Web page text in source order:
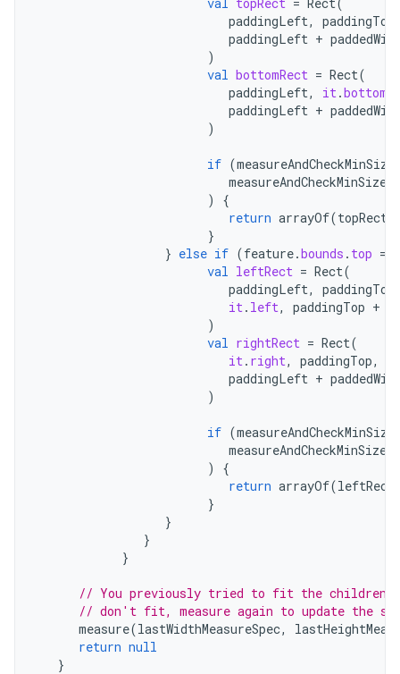
paddingLeft, paddingTop
paddingLeft +
)
val bottomRect = Rect(
paddingLeft, it.bottom
paddingLeft +
)
if (measureAndCheckMinSize
measureAndCheckMinSize
)
{
return arrayOf(topRect
}
} else if (feature.bounds . top ==
val leftRect = Rect(
paddingLeft, paddingTop
it. left, paddingTop +
)
val rightRect = Rect(
it. right, paddingTop,
paddingLeft +
)
if (measureAndCheckMinSize
measureAndCheckMinSize
)
{
return arrayOf(leftRect
}
}
}
}
// You previously tried to fit the children
// don't fit, measure again to update the
measure(lastWidthMeasureSpec,
return null
}